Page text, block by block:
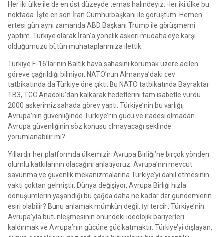
Her iki ülke ile de en üst düzeyde temas halindeyiz. Her iki ülke bu
noktada. İşte en son İran Cumhurbaşkanı ile görüştüm. Hemen
ertesi gün aynı zamanda ABD Başkanı Trump ile görüşmemi
yaptım. Türkiye olarak İran’a yönelik askeri müdahaleye karşı
olduğumuzu bütün muhataplarımıza ilettik.
Türkiye F-16’larının Baltık hava sahasını korumak üzere acilen
göreve çağrıldığı biliniyor. NATO’nun Almanya’daki dev
tatbikatında da Türkiye öne çıktı. Bu NATO tatbikatında Bayraktar
TB3, TGC Anadolu’dan kalkarak hedeflerini tam isabetle vurdu.
2000 askerimiz sahada görev yaptı. Türkiye’nin bu varlığı,
Avrupa’nın güvenliğinde Türkiye’nin gücü ve iradesi olmadan
Avrupa güvenliğinin söz konusu olmayacağı şeklinde
yorumlanabilir mi?
Yıllardır her platformda ülkemizin Avrupa Birliği’ne birçok yönden
olumlu katkılarının olacağını anlatıyoruz. Avrupa’nın mevcut
savunma ve güvenlik mekanizmalarına Türkiye’yi dahil etmesinin
vakti çoktan gelmiştir. Dünya değişiyor, Avrupa Birliği hızla
dönüşümlerin yaşandığı bu çağda daha ne kadar dar gündemlerin
esiri olabilir? Bunu anlamak mümkün değil. İyi tercih, Türkiye’nin
Avrupa’yla bütünleşmesinin önündeki ideolojik bariyerleri
kaldırmak ve Avrupa’nın gücüne güç katmaktır. Türkiye’yi dışlayan,